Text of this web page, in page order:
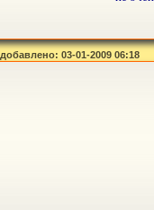
добавлено: 03-01-2009 06:18